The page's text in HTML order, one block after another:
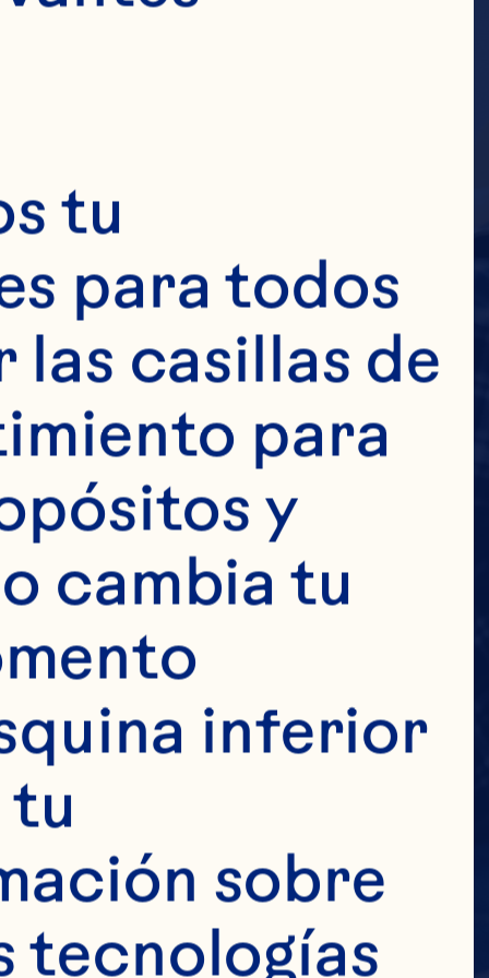
tu
para todos
las casillas de
para
y
cambia tu
inferior
tu
sobre
tecnologías